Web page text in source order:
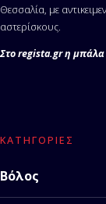
Θεσσαλία, με
αστερίσκους.
Στο regista.gr η μπάλα
ΚΑΤΗΓΟΡΊΕΣ
Βόλος